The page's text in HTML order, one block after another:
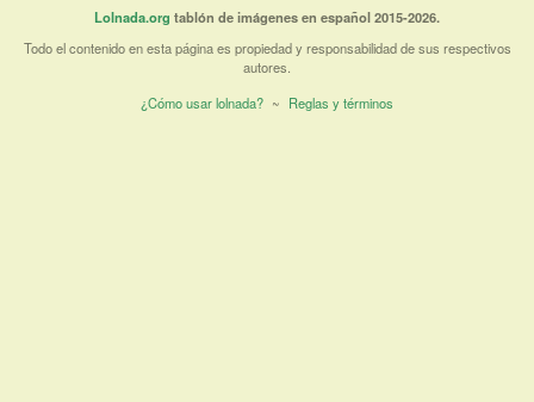
Lolnada.org tablón de imágenes en español 2015-2026.
Todo el contenido en esta página es propiedad y responsabilidad de sus respectivos
autores.
¿Cómo usar lolnada? ~ Reglas y términos